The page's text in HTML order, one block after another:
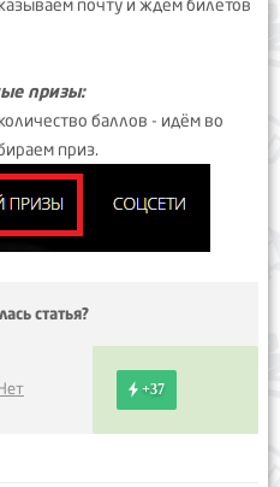
почту и ждём билетов
призы:
баллов - идём во
приз.
статья?
+37